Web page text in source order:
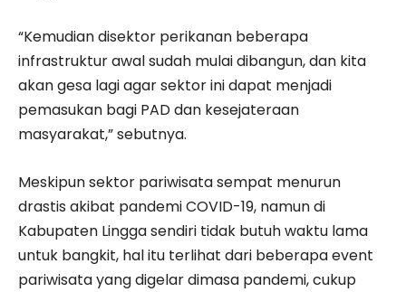
“Kemudian disektor perikanan beberapa
infrastruktur awal sudah mulai dibangun, dan kita
akan gesa lagi agar sektor ini dapat menjadi
pemasukan bagi PAD dan kesejateraan
masyarakat,” sebutnya.
Meskipun sektor pariwisata sempat menurun
drastis akibat pandemi COVID-19, namun di
Kabupaten Lingga sendiri tidak butuh waktu lama
untuk bangkit, hal itu terlihat dari beberapa event
pariwisata yang digelar dimasa pandemi, cukup